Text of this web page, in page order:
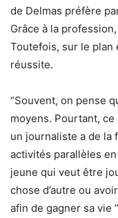
de Delmas préfère
Grâce à la
Toutefois, sur le plan
réussite.
“Souvent, on pense
moyens. Pourtant, ce
un journaliste a de la
activités parallèles
jeune qui veut être
chose d’autre ou
afin de gagner sa vie